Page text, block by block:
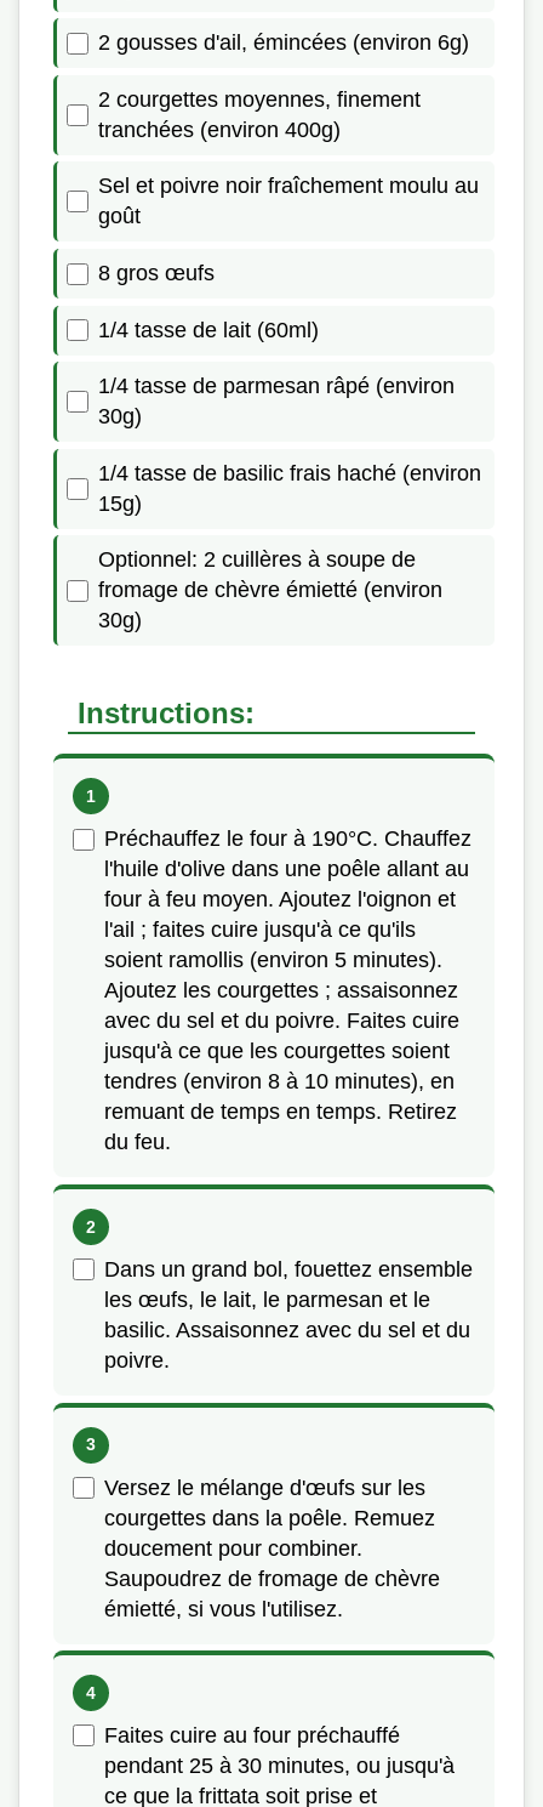
2 gousses d'ail, émincées (environ 6g)
2 courgettes moyennes, finement
tranchées (environ 400g)
Sel et poivre noir fraîchement moulu au
goût
8 gros œufs
1/4 tasse de lait (60ml)
1/4 tasse de parmesan râpé (environ
30g)
1/4 tasse de basilic frais haché (environ
15g)
Optionnel: 2 cuillères à soupe de
fromage de chèvre émietté (environ
30g)
Instructions:
Préchauffez le four à 190°C. Chauffez
l'huile d'olive dans une poêle allant au
four à feu moyen. Ajoutez l'oignon et
l'ail ; faites cuire jusqu'à ce qu'ils
soient ramollis (environ 5 minutes).
Ajoutez les courgettes ; assaisonnez
avec du sel et du poivre. Faites cuire
jusqu'à ce que les courgettes soient
tendres (environ 8 à 10 minutes), en
remuant de temps en temps. Retirez
du feu.
Dans un grand bol, fouettez ensemble
les œufs, le lait, le parmesan et le
basilic. Assaisonnez avec du sel et du
poivre.
Versez le mélange d'œufs sur les
courgettes dans la poêle. Remuez
doucement pour combiner.
Saupoudrez de fromage de chèvre
émietté, si vous l'utilisez.
Faites cuire au four préchauffé
pendant 25 à 30 minutes, ou jusqu'à
ce que la frittata soit prise et